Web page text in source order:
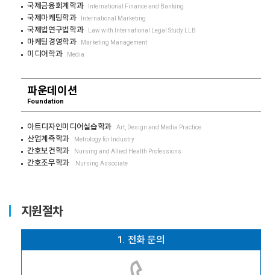
국제금융회계학과 International Finance and Banking
국제마케팅학과 International Marketing
국제법연구법학과 Law with International Legal Study LLB
마케팅경영학과 Marketing Management
미디어학과 Media
파운데이션
Foundation
아트디자인미디어실습학과 Art, Design and Media Practice
산업계측학과 Metrology for Industry
간호보건학과 Nursing and Allied Health Professions
간호조무학과 Nursing Associate
지원절차
1. 전화 문의